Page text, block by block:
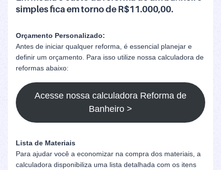
simples fica em torno de R$11.000,00.
Orçamento Personalizado:
Antes de iniciar qualquer reforma, é essencial planejar e
definir um orçamento. Para isso utilize nossa calculadora de
reformas abaixo:
Acesse nossa calculadora Reforma de
Banheiro >
Lista de Materiais
Para ajudar você a economizar na compra dos materiais, a
calculadora disponibiliza uma lista detalhada com os itens